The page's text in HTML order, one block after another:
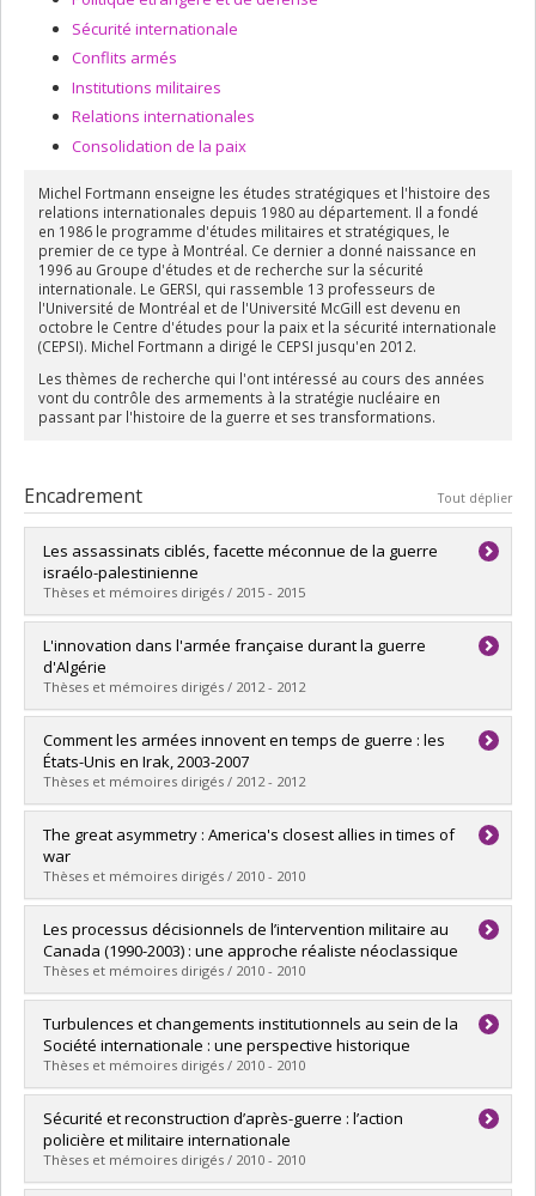
Sécurité internationale
Conflits armés
Institutions militaires
Relations internationales
Consolidation de la paix
Michel Fortmann enseigne les études stratégiques et l'histoire des
relations internationales depuis 1980 au département. Il a fondé
en 1986 le programme d'études militaires et stratégiques, le
premier de ce type à Montréal. Ce dernier a donné naissance en
1996 au Groupe d'études et de recherche sur la sécurité
internationale. Le GERSI, qui rassemble 13 professeurs de
l'Université de Montréal et de l'Université McGill est devenu en
octobre le Centre d'études pour la paix et la sécurité internationale
(CEPSI). Michel Fortmann a dirigé le CEPSI jusqu'en 2012.
Les thèmes de recherche qui l'ont intéressé au cours des années
vont du contrôle des armements à la stratégie nucléaire en
passant par l'histoire de la guerre et ses transformations.
Encadrement Tout déplier
Les assassinats ciblés, facette méconnue de la guerre
israélo-palestinienne
Thèses et mémoires dirigés / 2015 - 2015
Diplômé(e) :Reid, Bianca
Cycle :Maîtrise
Diplôme obtenu :M. Sc.
Lien vers le document dans Papyrus
L'innovation dans l'armée française durant la guerre
d'Algérie
Thèses et mémoires dirigés / 2012 - 2012
Diplômé(e) : Lleonci, Pierre-Alexandre
Cycle :Maîtrise
Diplôme obtenu :M. Sc.
Lien vers le document dans Papyrus
Comment les armées innovent en temps de guerre : les
États-Unis en Irak, 2003-2007
Thèses et mémoires dirigés / 2012 - 2012
Diplômé(e) :Messier, Louis
Cycle :
Diplôme obtenu :M. Sc.
Lien vers le document dans Papyrus
The great asymmetry : America's closest allies in times of
war
Thèses et mémoires dirigés / 2010 - 2010
Diplômé(e) :Von Hlatky Udvarhelyi, Stéfanie
Cycle :Doctorat
Diplôme obtenu :Ph. D.
Lien vers le document dans Papyrus
Les processus décisionnels de l’intervention militaire au
Canada (1990-2003) : une approche réaliste néoclassique
Thèses et mémoires dirigés / 2010 - 2010
Diplômé(e) :Dumais, Véronique
Cycle :Maîtrise
Diplôme obtenu :M. Sc.
Lien vers le document dans Papyrus
Turbulences et changements institutionnels au sein de la
Société internationale : une perspective historique
Thèses et mémoires dirigés / 2010 - 2010
Diplômé(e) :Landry, Rémi
Cycle :Doctorat
Diplôme obtenu :Ph. D.
Lien vers le document dans Papyrus
Sécurité et reconstruction d’après-guerre : l’action
policière et militaire internationale
Thèses et mémoires dirigés / 2010 - 2010